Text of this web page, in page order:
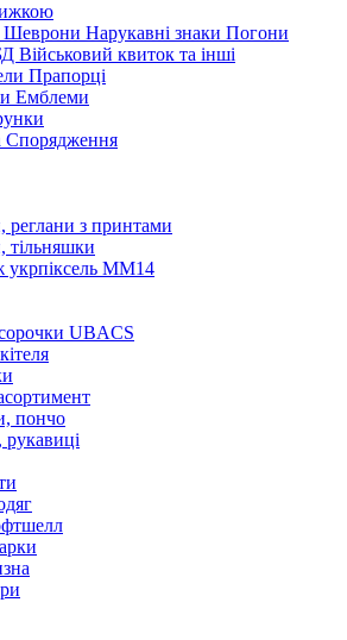
Нарукавні знаки Погони
Військовий квиток та інші
Прапорці
Емблеми
Спорядження
реглани з принтами
тільняшки
укрпіксель ММ14
UBACS
пончо